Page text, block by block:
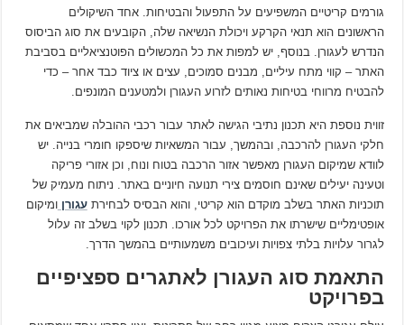
גורמים קריטיים המשפיעים על התפעול והבטיחות. אחד השיקולים
הראשונים הוא תנאי הקרקע ויכולת הנשיאה שלה, הקובעים את סוג הביסוס
הנדרש לעגורן. בנוסף, יש למפות את כל המכשולים הפוטנציאליים בסביבת
האתר – קווי מתח עיליים, מבנים סמוכים, עצים או ציוד כבד אחר – כדי
להבטיח מרווחי בטיחות נאותים לזרוע העגורן ולמטענים המונפים.
זווית נוספת היא תכנון נתיבי הגישה לאתר עבור רכבי ההובלה שמביאים את
חלקי העגורן להרכבה, ובהמשך, עבור המשאיות שיספקו חומרי בנייה. יש
לוודא שמיקום העגורן מאפשר אזור הרכבה בטוח ונוח, וכן אזורי פריקה
וטעינה יעילים שאינם חוסמים צירי תנועה חיוניים באתר. ניתוח מעמיק של
תוכניות האתר בשלב מוקדם הוא קריטי, והוא הבסיס לבחירתעגורןומיקום
אופטימליים שישרתו את הפרויקט לכל אורכו. תכנון לקוי בשלב זה עלול
לגרור עלויות בלתי צפויות ועיכובים משמעותיים בהמשך הדרך.
התאמת סוג העגורן לאתגרים ספציפיים
בפרויקט